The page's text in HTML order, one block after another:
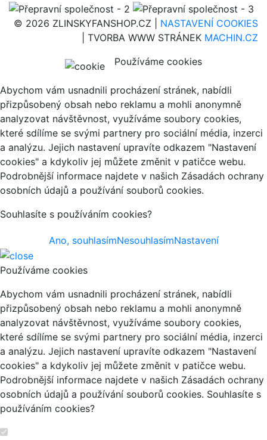
© 2026 ZLINSKYFANSHOP.CZ | NASTAVENÍ COOKIES
| TVORBA WWW STRÁNEK MACHIN.CZ
Používáme cookies
Abychom vám usnadnili procházení stránek, nabídli
přizpůsobený obsah nebo reklamu a mohli anonymně
analyzovat návštěvnost, využíváme soubory cookies,
které sdílíme se svými partnery pro sociální média, inzerci
a analýzu. Jejich nastavení upravíte odkazem "Nastavení
cookies" a kdykoliv jej můžete změnit v patičce webu.
Podrobnější informace najdete v našich Zásadách ochrany
osobních údajů a používání souborů cookies.
Souhlasíte s používáním cookies?
Ano, souhlasímNesouhlasímNastavení
Používáme cookies
Abychom vám usnadnili procházení stránek, nabídli
přizpůsobený obsah nebo reklamu a mohli anonymně
analyzovat návštěvnost, využíváme soubory cookies,
které sdílíme se svými partnery pro sociální média, inzerci
a analýzu. Jejich nastavení upravíte odkazem "Nastavení
cookies" a kdykoliv jej můžete změnit v patičce webu.
Podrobnější informace najdete v našich Zásadách ochrany
osobních údajů a používání souborů cookies. Souhlasíte s
používáním cookies?